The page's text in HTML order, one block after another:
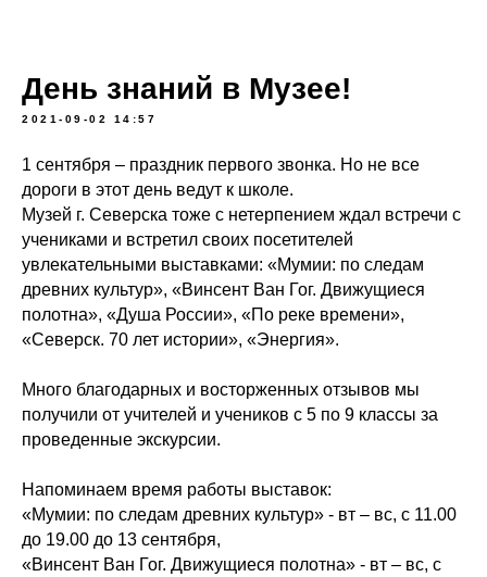
День знаний в Музее!
2021-09-02 14:57
1 сентября – праздник первого звонка. Но не все
дороги в этот день ведут к школе.
Музей г. Северска тоже с нетерпением ждал встречи с
учениками и встретил своих посетителей
увлекательными выставками: «Мумии: по следам
древних культур», «Винсент Ван Гог. Движущиеся
полотна», «Душа России», «По реке времени»,
«Северск. 70 лет истории», «Энергия».
Много благодарных и восторженных отзывов мы
получили от учителей и учеников с 5 по 9 классы за
проведенные экскурсии.
Напоминаем время работы выставок:
«Мумии: по следам древних культур» - вт – вс, с 11.00
до 19.00 до 13 сентября,
«Винсент Ван Гог. Движущиеся полотна» - вт – вс, с